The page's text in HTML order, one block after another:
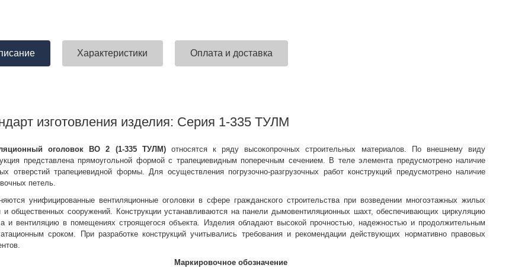
Характеристики Оплата и доставка
изготовления изделия: Серия 1-335 ТУЛМ
оголовок ВО 2 (1-335 ТУЛМ)относятся к ряду высокопрочных строительных материалов. По внешнему виду
представлена прямоугольной формой с трапециевидным поперечным сечением. В теле элемента предусмотрено наличие
отверстий трапециевидной формы. Для осуществления погрузочно-разгрузочных работ конструкций предусмотрено наличие
петель.
унифицированные вентиляционные оголовки в сфере гражданского строительства при возведении многоэтажных жилых
и общественных сооружений. Конструкции устанавливаются на панели дымовентиляционных шахт, обеспечивающих циркуляцию
и вентиляцию в помещениях строящегося объекта. Изделия обладают высокой прочностью, надежностью и продолжительным
сроком. При разработке конструкций учитывались требования и рекомендации действующих нормативно правовых
Маркировочное обозначение